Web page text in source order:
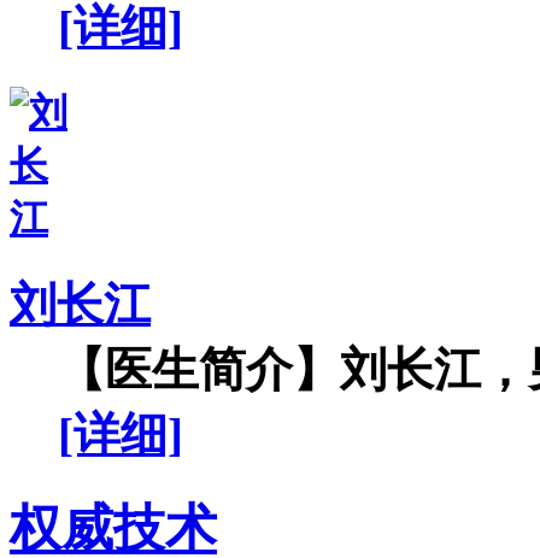
[详细]
刘长江
【医生简介】刘长江
[详细]
权威技术